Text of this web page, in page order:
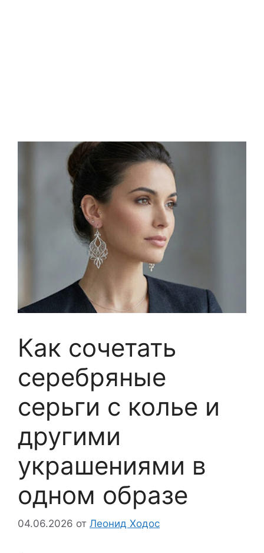
Как сочетать
серебряные
серьги с колье и
другими
украшениями в
одном образе
04.06.2026 от Леонид Ходос